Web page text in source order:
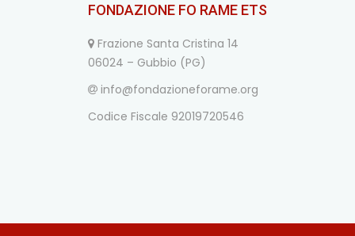
FONDAZIONE FO RAME ETS
Frazione Santa Cristina 14
06024 – Gubbio (PG)
info@fondazioneforame.org
Codice Fiscale 92019720546